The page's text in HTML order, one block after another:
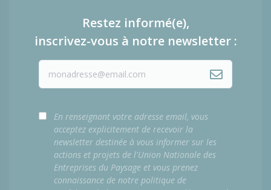
Restez informé(e),
inscrivez-vous à notre newsletter :
En renseignant votre adresse email, vous
acceptez explicitement de recevoir la
newsletter destinée à vous informer sur les
actions et projets de l'Union Nationale des
Entreprises du Paysage et vous prenez
connaissance de notre politique de